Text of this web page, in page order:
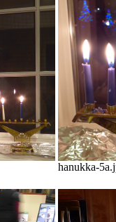
hanukka-